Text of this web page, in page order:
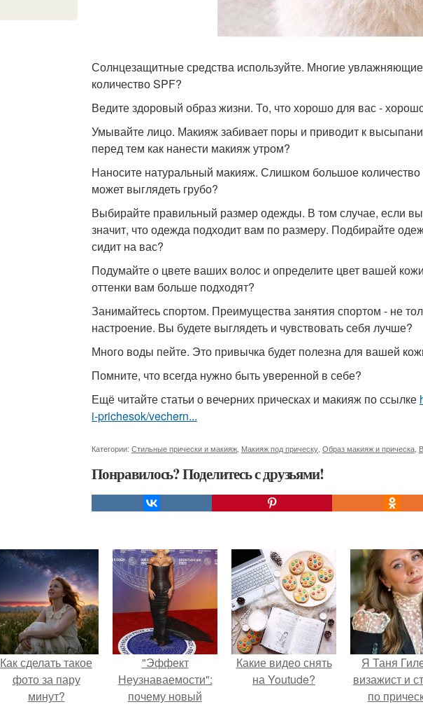
Солнцезащитные средства используйте. Многие
количество SPF?
Ведите здоровый образ жизни. То, что хорошо для вас -
Умывайте лицо. Макияж забивает поры и приводит к
перед тем как нанести макияж утром?
Наносите натуральный макияж. Слишком большое
может выглядеть грубо?
Выбирайте правильный размер одежды. В том случае, если вы
значит, что одежда подходит вам по размеру. Подбирайте
сидит на вас?
Подумайте о цвете ваших волос и определите цвет вашей
оттенки вам больше подходят?
Занимайтесь спортом. Преимущества занятия спортом - не
настроение. Вы будете выглядеть и чувствовать себя лучше?
Много воды пейте. Это привычка будет полезна для вашей
Помните, что всегда нужно быть уверенной в себе?
Ещё читайте статьи о вечерних прическах и макияж по ссылке
i-prichesok/vechern...
Категории: Стильные прически и макияж Макияж под прическу Образ макияж и прическа
Понравилось? Поделитесь с друзьями!
Как сделать такое
фото за пару
минут?
"Эффект
Неузнаваемости":
почему новый
Какие видео снять
на Youtude?
Я Таня
визажист и
по